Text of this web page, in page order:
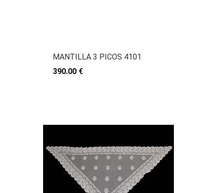
MANTILLA 3 PICOS 4101
390.00 €